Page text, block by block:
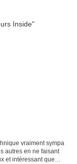
vraiment sympa
autres en ne faisant
et intéressant que